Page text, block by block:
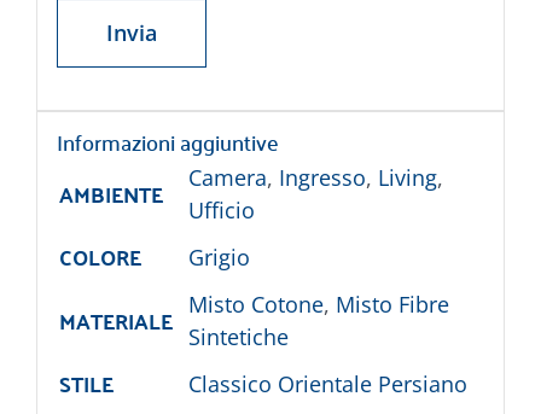
Informazioni aggiuntive
AMBIENTE
Camera, Ingresso, Living,
Ufficio
COLORE Grigio
MATERIALE Misto Cotone, Misto Fibre
Sintetiche
STILE Classico Orientale Persiano